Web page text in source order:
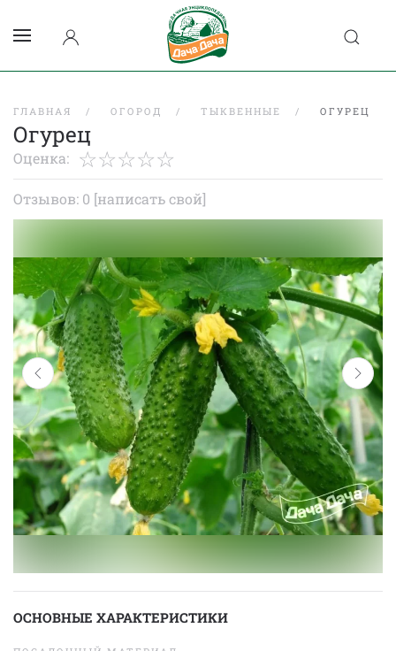
ГЛАВНАЯ ОГОРОД ТЫКВЕННЫЕ ОГУРЕЦ
Огурец
Оценка:
Отзывов: 0 [написать свой]
ОСНОВНЫЕ ХАРАКТЕРИСТИКИ